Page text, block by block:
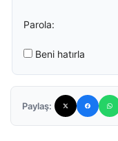
Parola:
Beni hatırla
Paylaş: